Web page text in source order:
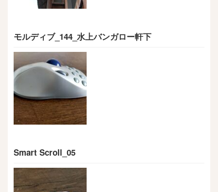
モルディブ_144_水上バンガロー軒下
Smart Scroll_05